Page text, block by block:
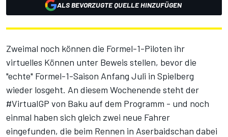
ALS BEVORZUGTE QUELLE HINZUFÜGEN
Zweimal noch können die Formel-1-Piloten ihr
virtuelles Können unter Beweis stellen, bevor die
"echte" Formel-1-Saison Anfang Juli in Spielberg
wieder losgeht. An diesem Wochenende steht der
#VirtualGP von Baku auf dem Programm - und noch
einmal haben sich gleich zwei neue Fahrer
eingefunden, die beim Rennen in Aserbaidschan dabei